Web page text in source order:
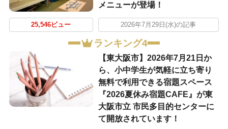
メニューが登場！
25,546ビュー 2026年7月29日(水)の記事
ランキング4
【東大阪市】2026年7月21日か
ら、小中学生が気軽に立ち寄り
無料で利用できる宿題スペース
『2026夏休み宿題CAFE』が東
大阪市立 市民多目的センターに
て開放されています！